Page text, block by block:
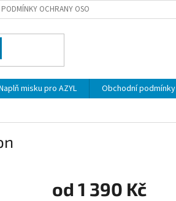
PODMÍNKY OCHRANY OSOBNÍCH ÚDAJŮ
misku pro AZYL Obchodní podmínky
od 1 390 Kč